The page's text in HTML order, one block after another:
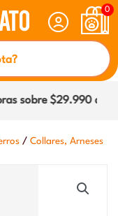
0
sobre $29.990
/ Collares, Arneses